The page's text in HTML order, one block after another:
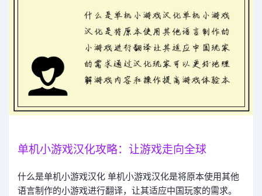
单机小游戏汉化攻略：让游戏走向全球
什么是单机小游戏汉化 单机小游戏汉化是将原本使用其他
语言制作的小游戏进行翻译，让其适应中国玩家的需求。